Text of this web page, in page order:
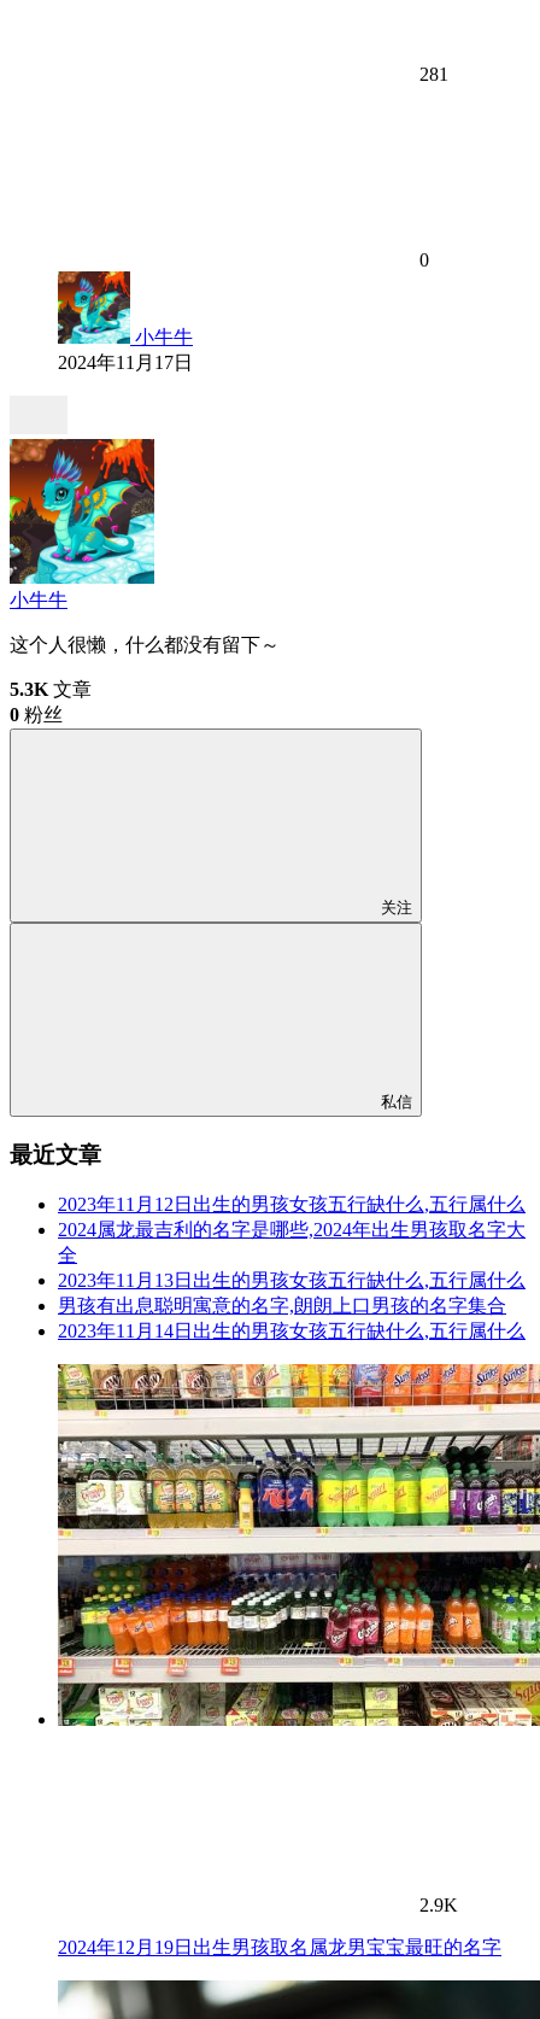
281
0
小牛牛
2024年11月17日
小牛牛
这个人很懒，什么都没有留下～
5.3K 文章
0 粉丝
关注
私信
最近文章
2023年11月12日出生的男孩女孩五行缺什么,五行属什么
2024属龙最吉利的名字是哪些,2024年出生男孩取名字大
全
2023年11月13日出生的男孩女孩五行缺什么,五行属什么
男孩有出息聪明寓意的名字,朗朗上口男孩的名字集合
2023年11月14日出生的男孩女孩五行缺什么,五行属什么
2.9K
2024年12月19日出生男孩取名属龙男宝宝最旺的名字